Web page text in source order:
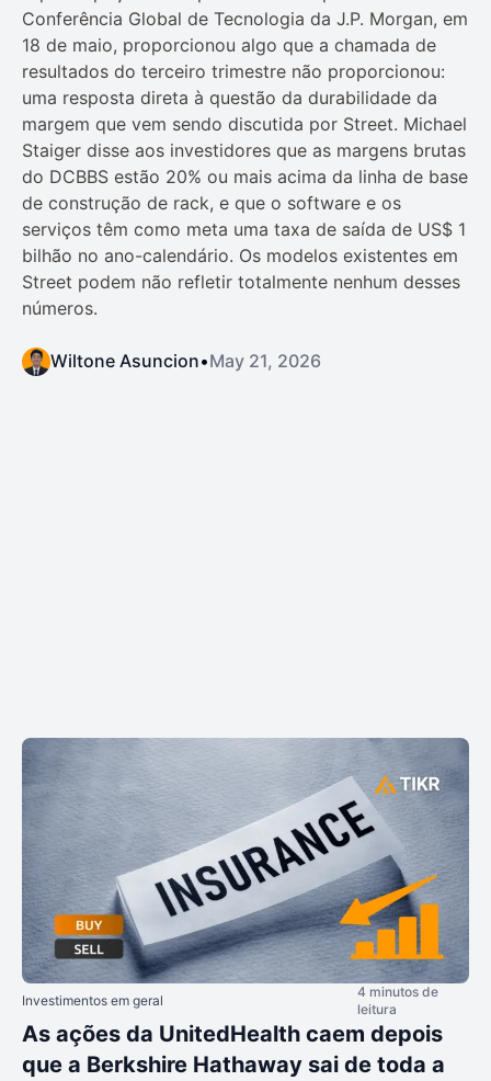
Conferência Global de Tecnologia da J.P. Morgan, em
18 de maio, proporcionou algo que a chamada de
resultados do terceiro trimestre não proporcionou:
uma resposta direta à questão da durabilidade da
margem que vem sendo discutida por Street. Michael
Staiger disse aos investidores que as margens brutas
do DCBBS estão 20% ou mais acima da linha de base
de construção de rack, e que o software e os
serviços têm como meta uma taxa de saída de US$ 1
bilhão no ano-calendário. Os modelos existentes em
Street podem não refletir totalmente nenhum desses
números.
Wiltone Asuncion•May 21, 2026
Investimentos em geral
4 minutos de
leitura
As ações da UnitedHealth caem depois
que a Berkshire Hathaway sai de toda a